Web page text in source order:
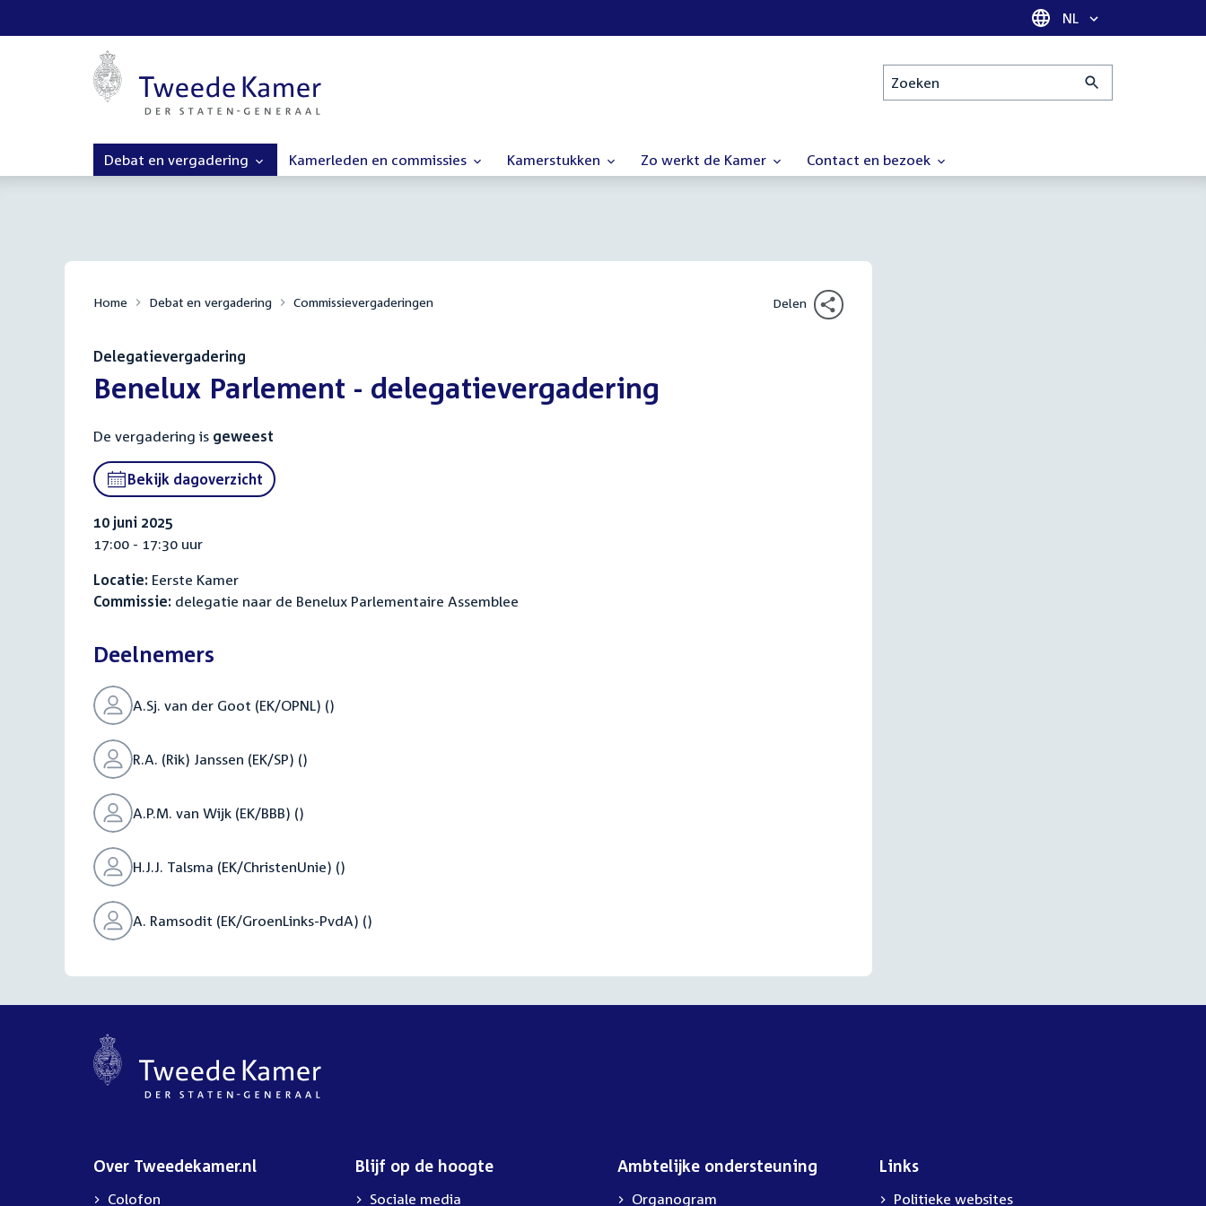
Taal selectie
NL
Zoeken
Debat en vergadering Kamerleden en commissies Kamerstukken Zo werkt de Kamer Contact en bezoek
Home Debat en vergadering Commissievergaderingen Delen
Delegatievergadering
:Benelux Parlement - delegatievergadering
De vergadering is geweest
Bekijk dagoverzicht
10 juni 2025
17:00 - 17:30 uur
Locatie: Eerste Kamer
Commissie: delegatie naar de Benelux Parlementaire Assemblee
Deelnemers
A.Sj. van der Goot (EK/OPNL) ()
R.A. (Rik) Janssen (EK/SP) ()
A.P.M. van Wijk (EK/BBB) ()
H.J.J. Talsma (EK/ChristenUnie) ()
A. Ramsodit (EK/GroenLinks-PvdA) ()
Over Tweedekamer.nl
Colofon
Blijf op de hoogte
Sociale media
Ambtelijke ondersteuning
Organogram
Links
Politieke websites